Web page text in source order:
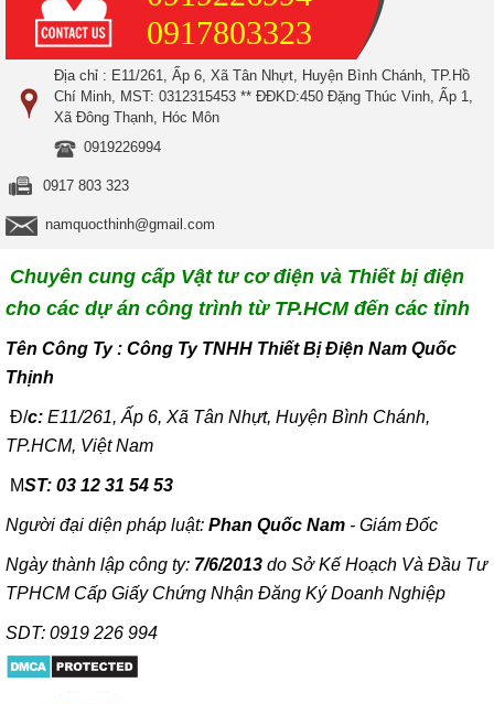
0917803323
Địa chỉ : E11/261, Ấp 6, Xã Tân Nhựt, Huyện Bình Chánh, TP.Hồ
Chí Minh, MST: 0312315453 ** ĐĐKD:450 Đặng Thúc Vinh, Ấp 1,
Xã Đông Thạnh, Hóc Môn
0919226994
0917 803 323
namquocthinh@gmail.com
Chuyên cung cấp Vật tư cơ điện và Thiết bị điện
cho các dự án công trình từ TP.HCM đến các tỉnh
Tên Công Ty : Công Ty TNHH Thiết Bị Điện Nam Quốc
Thịnh
Đ/c: E11/261, Ấp 6, Xã Tân Nhựt, Huyện Bình Chánh,
TP.HCM, Việt Nam
MST: 03 12 31 54 53
Người đại diện pháp luật: Phan Quốc Nam - Giám Đốc
Ngày thành lập công ty: 7/6/2013 do Sở Kế Hoạch Và Đầu Tư
TPHCM Cấp Giấy Chứng Nhận Đăng Ký Doanh Nghiệp
SDT: 0919 226 994